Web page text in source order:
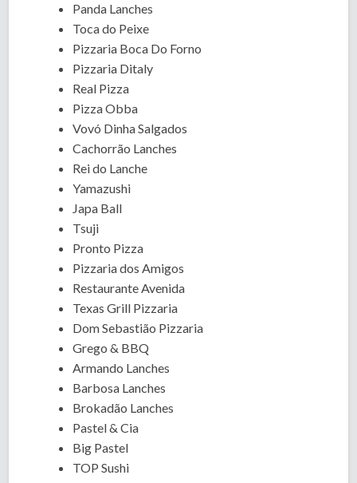
Panda Lanches
Toca do Peixe
Pizzaria Boca Do Forno
Pizzaria Ditaly
Real Pizza
Pizza Obba
Vovó Dinha Salgados
Cachorrão Lanches
Rei do Lanche
Yamazushi
Japa Ball
Tsuji
Pronto Pizza
Pizzaria dos Amigos
Restaurante Avenida
Texas Grill Pizzaria
Dom Sebastião Pizzaria
Grego & BBQ
Armando Lanches
Barbosa Lanches
Brokadão Lanches
Pastel & Cia
Big Pastel
TOP Sushi